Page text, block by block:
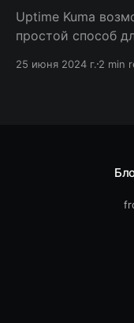
Uptime Kuma
простой способ
(Louis Lam): Кума (
25 июня 2024 г. 2 min